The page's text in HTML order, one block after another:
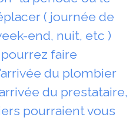
( journée de
end, nuit, etc )
faire
du plombier
du prestataire,
pourraient vous